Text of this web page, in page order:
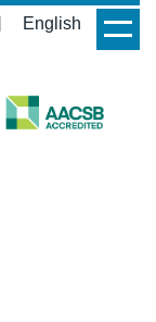
English login